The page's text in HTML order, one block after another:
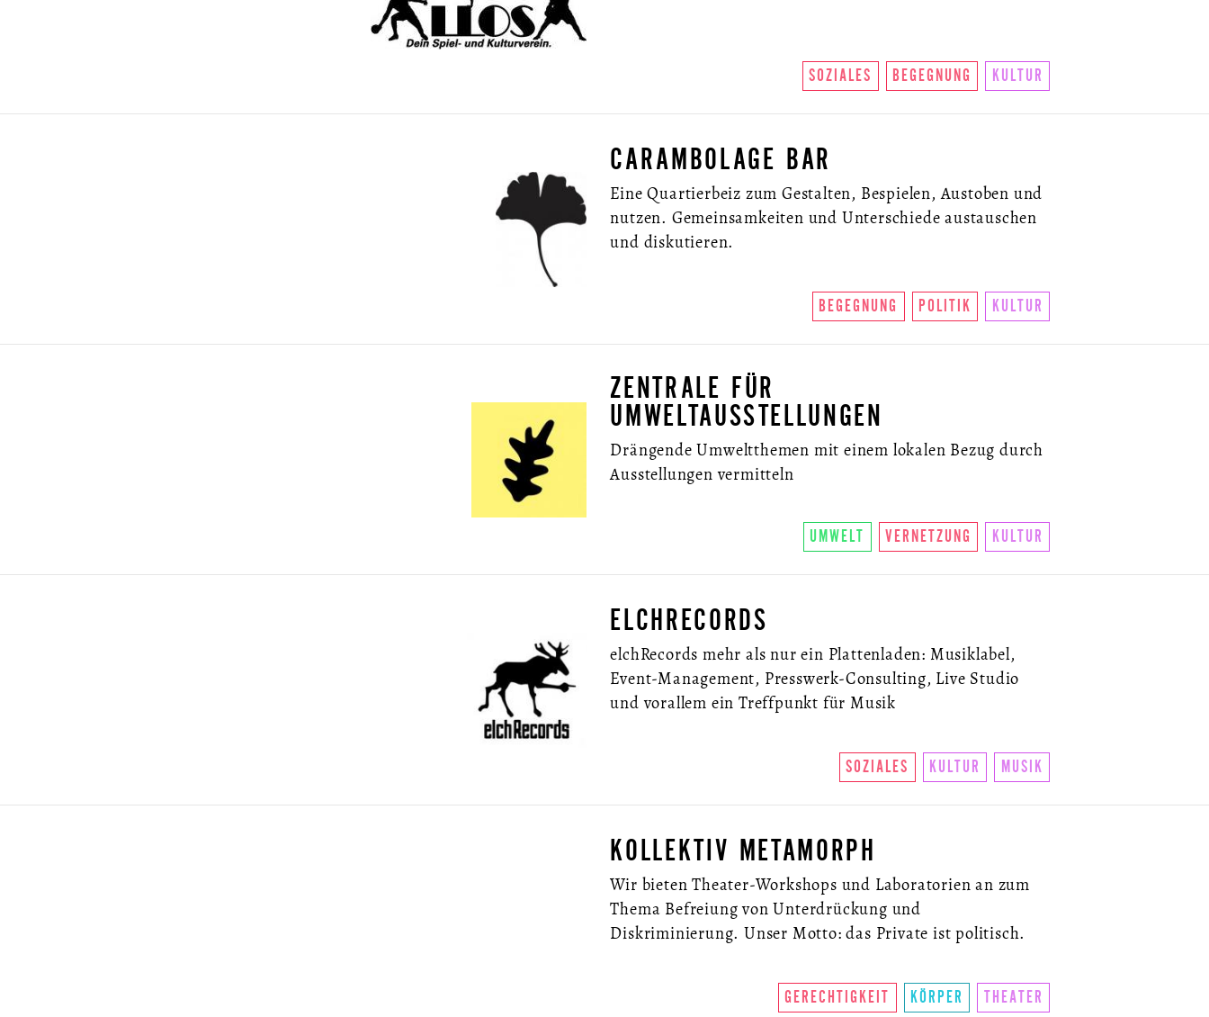
SOZIALES BEGEGNUNG KULTUR
CARAMBOLAGE BAR
Eine Quartierbeiz zum Gestalten, Bespielen, Austoben und
nutzen. Gemeinsamkeiten und Unterschiede austauschen
und diskutieren.
BEGEGNUNG POLITIK KULTUR
ZENTRALE FÜR
UMWELTAUSSTELLUNGEN
Drängende Umweltthemen mit einem lokalen Bezug durch
Ausstellungen vermitteln
UMWELT VERNETZUNG KULTUR
ELCHRECORDS
elchRecords mehr als nur ein Plattenladen: Musiklabel,
Event-Management, Presswerk-Consulting, Live Studio
und vorallem ein Treffpunkt für Musik
SOZIALES KULTUR MUSIK
KOLLEKTIV METAMORPH
Wir bieten Theater-Workshops und Laboratorien an zum
Thema Befreiung von Unterdrückung und
Diskriminierung. Unser Motto: das Private ist politisch.
GERECHTIGKEIT KÖRPER THEATER